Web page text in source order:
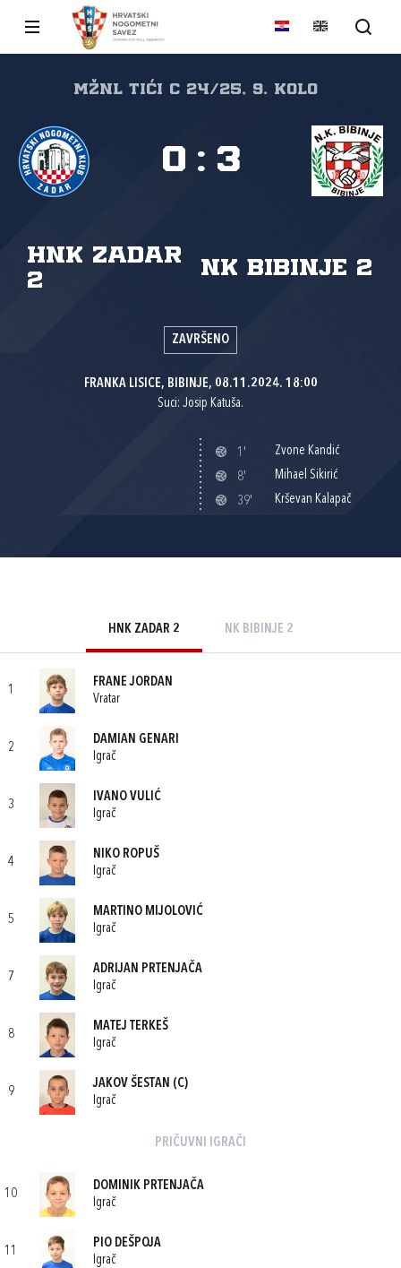
MŽNL TIĆI C 24/25, 9. kolo
HNK Zadar
2
NK Bibinje 2
0 : 3
ZAVRŠENO
FRANKA LISICE, BIBINJE, 08.11.2024. 18:00
Suci: Josip Katuša.
1'
Zvone Kandić
8'
Mihael Sikirić
39'
Krševan Kalapač
HNK ZADAR 2 NK BIBINJE 2
1
FRANE JORDAN
Vratar
2
DAMIAN GENARI
Igrač
3
IVANO VULIĆ
Igrač
4
NIKO ROPUŠ
Igrač
5
MARTINO MIJOLOVIĆ
Igrač
7
ADRIJAN PRTENJAČA
Igrač
8
MATEJ TERKEŠ
Igrač
9
JAKOV ŠESTAN (C)
Igrač
PRIČUVNI IGRAČI
10
DOMINIK PRTENJAČA
Igrač
11
PIO DEŠPOJA
Igrač